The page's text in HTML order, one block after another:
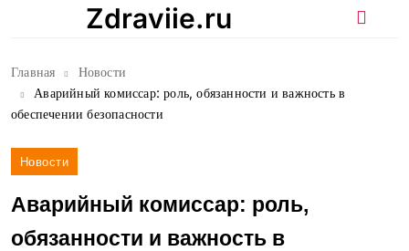
Zdraviie.ru
Главная
Новости
Аварийный комиссар: роль, обязанности и важность в
обеспечении безопасности
Новости
Аварийный комиссар: роль,
обязанности и важность в